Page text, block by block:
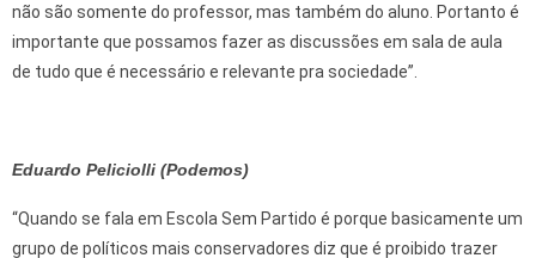
não são somente do professor, mas também do aluno. Portanto é
importante que possamos fazer as discussões em sala de aula
de tudo que é necessário e relevante pra sociedade”.
Eduardo Peliciolli (Podemos)
“Quando se fala em Escola Sem Partido é porque basicamente um
grupo de políticos mais conservadores diz que é proibido trazer